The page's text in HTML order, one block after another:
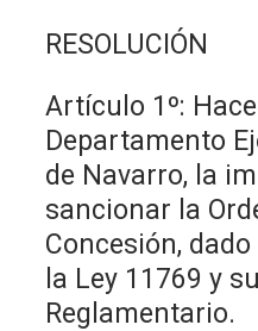
RESOLUCIÓN
Artículo 1º:
Departamento
de Navarro, la
sancionar la
Concesión,
la Ley 11769 y
Reglamentario.